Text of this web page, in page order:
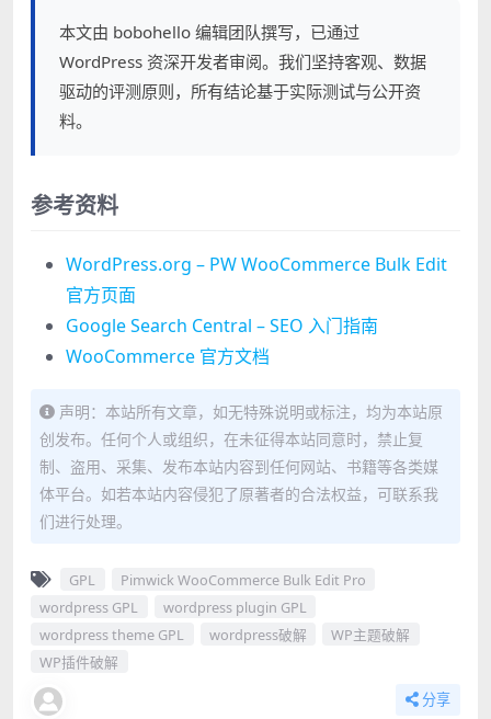
本文由 bobohello 编辑团队撰写，已通过
WordPress 资深开发者审阅。我们坚持客观、数据
驱动的评测原则，所有结论基于实际测试与公开资
料。
参考资料
WordPress.org – PW WooCommerce Bulk Edit
官方页面
Google Search Central – SEO 入门指南
WooCommerce 官方文档
声明：本站所有文章，如无特殊说明或标注，均为本站原
创发布。任何个人或组织，在未征得本站同意时，禁止复
制、盗用、采集、发布本站内容到任何网站、书籍等各类媒
体平台。如若本站内容侵犯了原著者的合法权益，可联系我
们进行处理。
GPL
Pimwick WooCommerce Bulk Edit Pro
wordpress GPL
wordpress plugin GPL
wordpress theme GPL
wordpress破解
WP主题破解
WP插件破解
分享